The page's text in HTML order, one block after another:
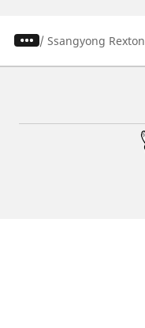
/ Ssangyong Rexton